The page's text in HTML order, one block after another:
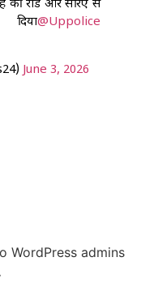
की रॉड और सरिए से
@Uppolice
June 3, 2026
WordPress admins